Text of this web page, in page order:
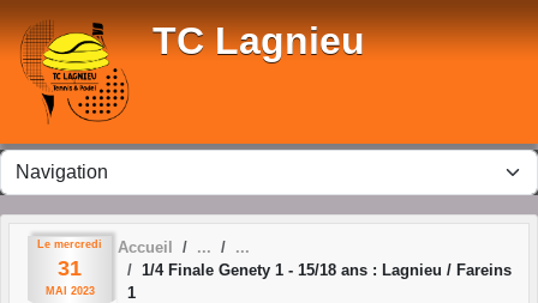
TC Lagnieu
Le mercredi
31
MAI 2023
Accueil
1/4 Finale Genety 1 - 15/18 ans : Lagnieu / Fareins
1